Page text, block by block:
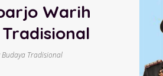
Warih
Tradisional